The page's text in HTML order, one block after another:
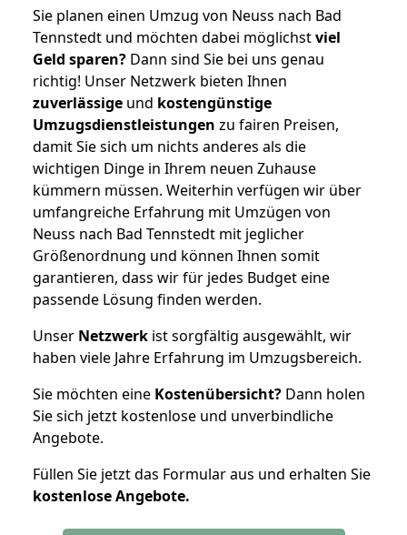
Sie planen einen Umzug von Neuss nach Bad
Tennstedt und möchten dabei möglichstviel
Geld sparen? Dann sind Sie bei uns genau
richtig! Unser Netzwerk bieten Ihnen
zuverlässige und kostengünstige
Umzugsdienstleistungen zu fairen Preisen,
damit Sie sich um nichts anderes als die
wichtigen Dinge in Ihrem neuen Zuhause
kümmern müssen. Weiterhin verfügen wir über
umfangreiche Erfahrung mit Umzügen von
Neuss nach Bad Tennstedt mit jeglicher
Größenordnung und können Ihnen somit
garantieren, dass wir für jedes Budget eine
passende Lösung finden werden.
Unser Netzwerk ist sorgfältig ausgewählt, wir
haben viele Jahre Erfahrung im Umzugsbereich.
Sie möchten eine Kostenübersicht? Dann holen
Sie sich jetzt kostenlose und unverbindliche
Angebote.
Füllen Sie jetzt das Formular aus und erhalten Sie
kostenloseAngebote.